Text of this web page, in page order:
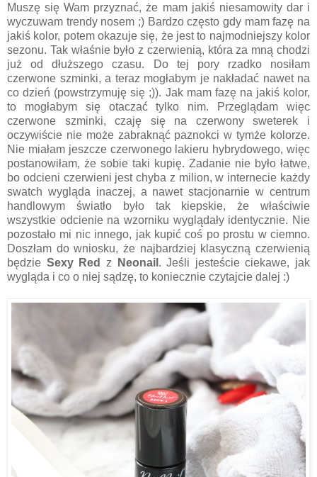
Muszę się Wam przyznać, że mam jakiś niesamowity dar i
wyczuwam trendy nosem ;) Bardzo często gdy mam fazę na
jakiś kolor, potem okazuje się, że jest to najmodniejszy kolor
sezonu. Tak właśnie było z czerwienią, która za mną chodzi
już od dłuższego czasu. Do tej pory rzadko nosiłam
czerwone szminki, a teraz mogłabym je nakładać nawet na
co dzień (powstrzymuję się ;)). Jak mam fazę na jakiś kolor,
to mogłabym się otaczać tylko nim. Przeglądam więc
czerwone szminki, czaję się na czerwony sweterek i
oczywiście nie może zabraknąć paznokci w tymże kolorze.
Nie miałam jeszcze czerwonego lakieru hybrydowego, więc
postanowiłam, że sobie taki kupię. Zadanie nie było łatwe,
bo odcieni czerwieni jest chyba z milion, w internecie każdy
swatch wygląda inaczej, a nawet stacjonarnie w centrum
handlowym światło było tak kiepskie, że właściwie
wszystkie odcienie na wzorniku wyglądały identycznie. Nie
pozostało mi nic innego, jak kupić coś po prostu w ciemno.
Doszłam do wniosku, że najbardziej klasyczną czerwienią
będzie Sexy Red z Neonail . Jeśli jesteście ciekawe, jak
wygląda i co o niej sądzę, to koniecznie czytajcie dalej :)